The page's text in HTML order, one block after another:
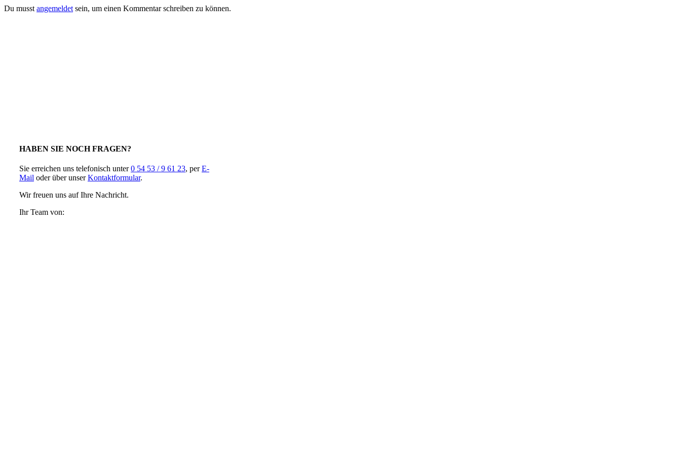
Du musst angemeldet sein, um einen Kommentar schreiben zu können.
HABEN SIE NOCH FRAGEN?
Sie erreichen uns telefonisch unter0 54 53 / 9 61 23, perE-
Mail oder über unserKontaktformular.
Wir freuen uns auf Ihre Nachricht.
Ihr Team von: